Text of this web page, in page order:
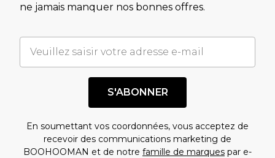
ne jamais manquer nos bonnes offres.
S'ABONNER
En soumettant vos coordonnées, vous acceptez de
recevoir des communications marketing de
BOOHOOMAN et de notre famille de marques par e-